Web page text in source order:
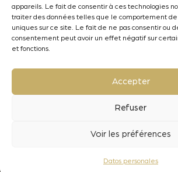
appareils. Le fait de consentir à ces technologies
traiter des données telles que le comportement de
uniques sur ce site. Le fait de ne pas consentir ou
consentement peut avoir un effet négatif sur
et fonctions.
Accepter
Refuser
Voir les préférences
Datos personales
contact@oenobois.com
Menciones legales
Lamothe-Abiet
© 2026 - Oenobois Création